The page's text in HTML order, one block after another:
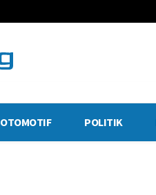
OTOMOTIF POLITIK